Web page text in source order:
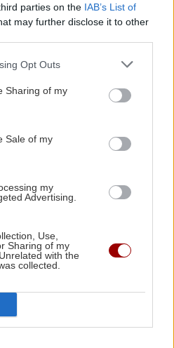
parties on the IAB’s List of
may further disclose it to other
Opt Outs
Sharing of my
Sale of my
my
Advertising.
Use,
Sharing of my
with the
collected.